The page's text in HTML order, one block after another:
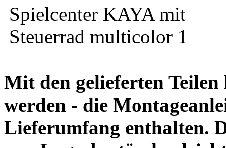
Mit den gelieferten
werden - die
Lieferumfang enthalten.